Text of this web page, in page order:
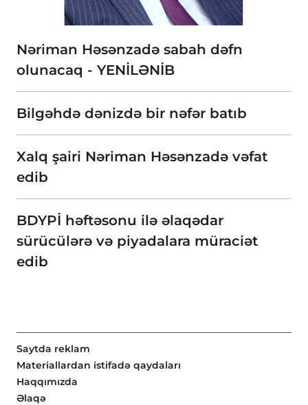
Nəriman Həsənzadə sabah dəfn
olunacaq - YENİLƏNİB
Bilgəhdə dənizdə bir nəfər batıb
Xalq şairi Nəriman Həsənzadə vəfat
edib
BDYPİ həftəsonu ilə əlaqədar
sürücülərə və piyadalara müraciət
edib
Saytda reklam
Materiallardan istifadə qaydaları
Haqqımızda
Əlaqə